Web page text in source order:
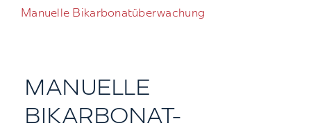
nach:
Manuelle Bikarbonatüberwachung
MANUELLE
BIKARBONAT-